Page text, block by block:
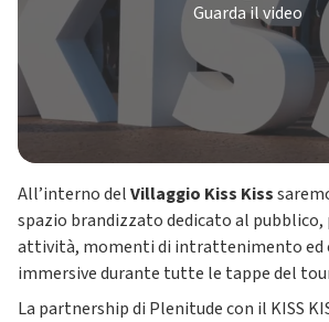
Guarda il video
All’interno delVillaggio Kiss Kiss
spazio brandizzato dedicato al
attività, momenti di intrattenimento ed
immersive durante tutte le tappe del
La partnership di Plenitude con il KISS